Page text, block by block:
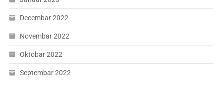
Decembar 2022
Novembar 2022
Oktobar 2022
Septembar 2022